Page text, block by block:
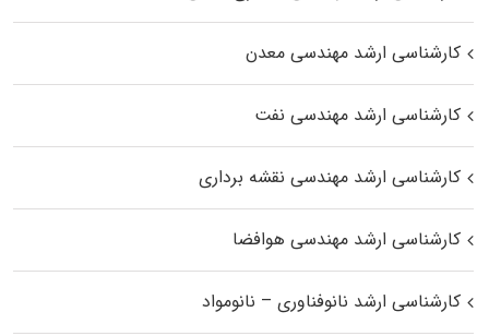
کارشناسی ارشد مهندسی معدن
کارشناسی ارشد مهندسی نفت
کارشناسی ارشد مهندسی نقشه برداری
کارشناسی ارشد مهندسی هوافضا
کارشناسی ارشد نانوفناوری – نانومواد